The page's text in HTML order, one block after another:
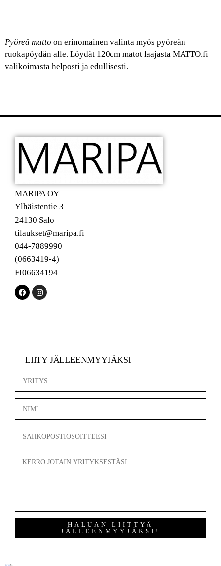
Pyöreä matto on erinomainen valinta myös pyöreän
ruokapöydän alle. Löydät 120cm matot laajasta MATTO.fi
valikoimasta helposti ja edullisesti.
MARIPA OY
Ylhäistentie 3
24130 Salo
tilaukset@maripa.fi
044-7889990
(0663419-4)
FI06634194
LIITY JÄLLEENMYYJÄKSI
HALUAN LIITTYÄ
JÄLLEENMYYJÄKSI!